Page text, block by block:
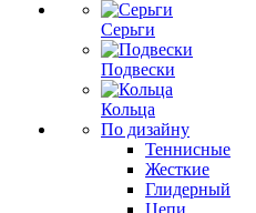
Серьги
Подвески
Кольца
По дизайну
Теннисные
Жесткие
Глидерный
Цепи